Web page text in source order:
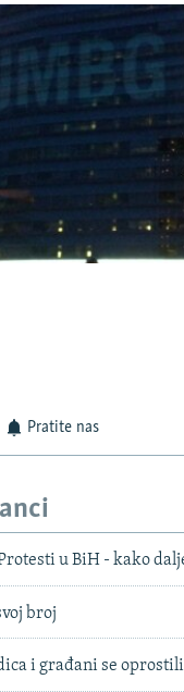
Pratite nas
u BiH - kako
broj
i građani se